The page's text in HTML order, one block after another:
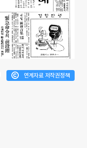
연계자료 저작권정책